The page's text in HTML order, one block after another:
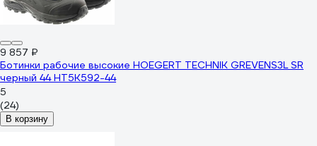
9 857 ₽
Ботинки рабочие высокие HOEGERT TECHNIK GREVENS3L SR
черный 44 HT5K592-44
5
(24)
В корзину